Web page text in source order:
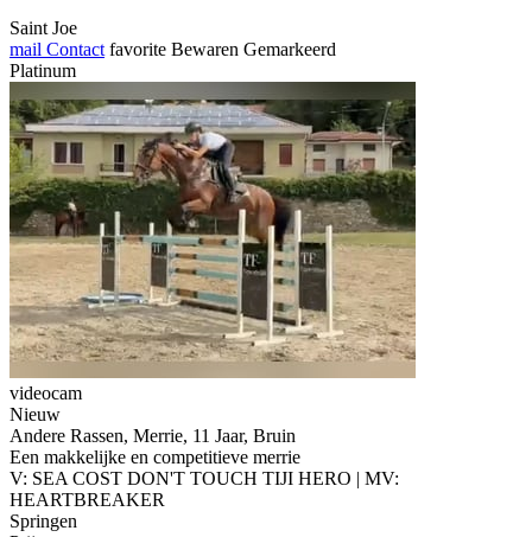
Saint Joe
mail Contact favorite Bewaren Gemarkeerd
Platinum
videocam
Nieuw
Andere Rassen, Merrie, 11 Jaar, Bruin
Een makkelijke en competitieve merrie
V: SEA COST DON'T TOUCH TIJI HERO | MV:
HEARTBREAKER
Springen